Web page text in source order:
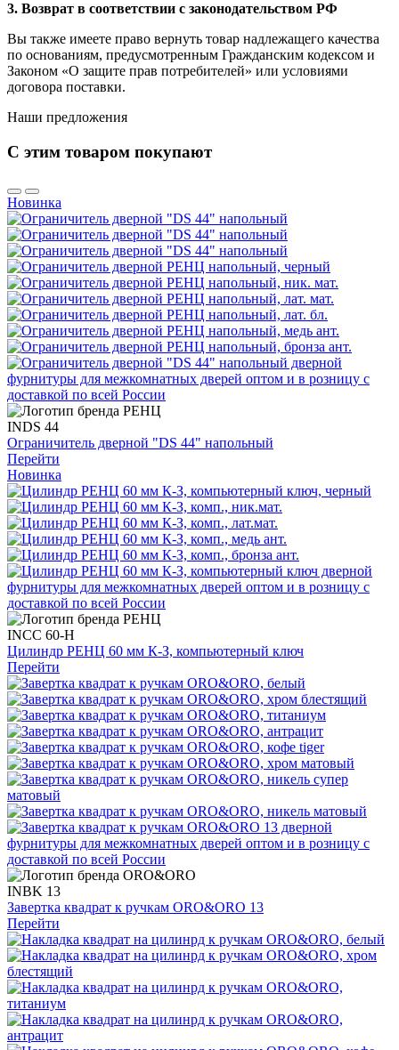
3. Возврат в соответствии с законодательством РФ
Вы также имеете право вернуть товар надлежащего качества
по основаниям, предусмотренным Гражданским кодексом и
Законом «О защите прав потребителей» или условиями
договора поставки.
Наши предложения
С этим товаром покупают
Новинка
INDS 44
Ограничитель дверной "DS 44" напольный
Перейти
Новинка
INCC 60-H
Цилиндр РЕНЦ 60 мм К-З, компьютерный ключ
Перейти
INBK 13
Завертка квадрат к ручкам ORO&ORO 13
Перейти